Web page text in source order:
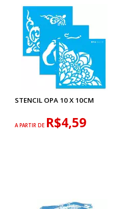
STENCIL OPA 10 X 10CM
A PARTIR DE R$4,59